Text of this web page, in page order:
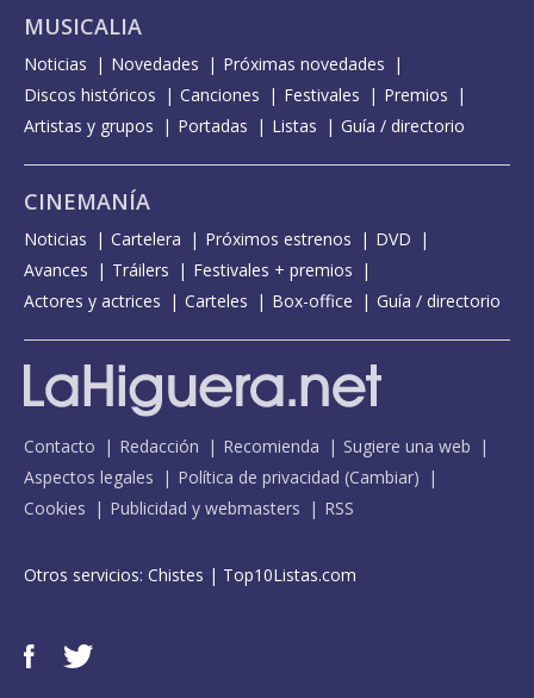
MUSICALIA
Noticias Novedades
Próximas novedades
Discos históricos
Canciones Festivales
Premios
Artistas y grupos
Portadas Listas Guía / directorio
CINEMANÍA
Noticias Cartelera Próximos estrenos
DVD
Avances
Tráilers
Festivales + premios
Actores y actrices
Carteles Box-office Guía / directorio
Contacto Redacción Recomienda
Sugiere una web
Aspectos legales
Política de privacidad (Cambiar)
Cookies
Publicidad y webmasters RSS
Otros servicios: Chistes | Top10Listas.com